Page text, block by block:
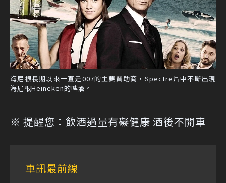
海尼根長期以來一直是007的主要贊助商，Spectre片中不斷出現
海尼根Heineken的啤酒。
※ 提醒您：飲酒過量有礙健康 酒後不開車
車訊最前線